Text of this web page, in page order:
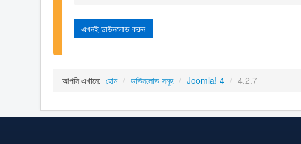
এখনই ডাউনলোড করুন
আপনি এখানে: হোম / ডাউনলোড সমূহ / Joomla! 4 / 4.2.7